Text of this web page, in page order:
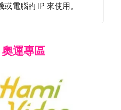
電腦的 IP 來使用。
運專區